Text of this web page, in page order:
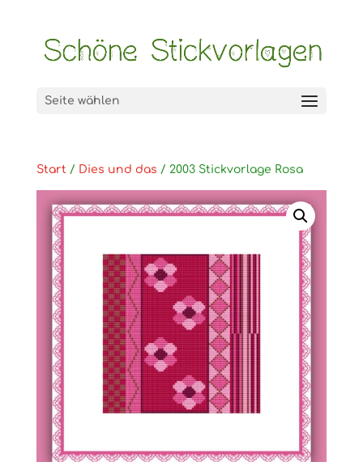
Seite wählen
Start / Dies und das / 2003 Stickvorlage Rosa